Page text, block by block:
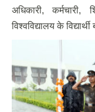
अधिकारी,
विश्वविद्यालय के